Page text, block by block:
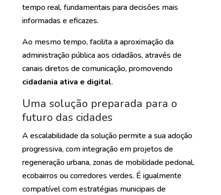
tempo real, fundamentais para decisões mais
informadas e eficazes.
Ao mesmo tempo, facilita a aproximação da
administração pública aos cidadãos, através de
canais diretos de comunicação, promovendo
cidadania ativa e digital.
Uma solução preparada para o
futuro das cidades
A escalabilidade da solução permite a sua adoção
progressiva, com integração em projetos de
regeneração urbana, zonas de mobilidade pedonal,
ecobairros ou corredores verdes. É igualmente
compatível com estratégias municipais de